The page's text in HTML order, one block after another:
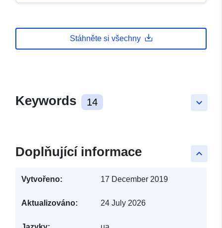
Stáhněte si všechny
keyboard_arrow_down
Keywords 14
keyboard_arrow_up
Doplňující informace
Vytvořeno: 17 December 2019
Aktualizováno: 24 July 2026